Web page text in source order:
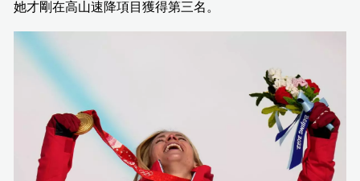
她才剛在高山速降項目獲得第三名。